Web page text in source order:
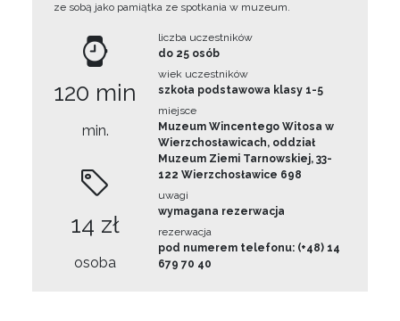
ze sobą jako pamiątka ze spotkania w muzeum.
120 min
min.
14 zł
osoba
liczba uczestników
do 25 osób
wiek uczestników
szkoła podstawowa klasy 1-5
miejsce
Muzeum Wincentego Witosa w
Wierzchosławicach, oddział
Muzeum Ziemi Tarnowskiej, 33-
122 Wierzchosławice 698
uwagi
wymagana rezerwacja
rezerwacja
pod numerem telefonu: (+48) 14
679 70 40